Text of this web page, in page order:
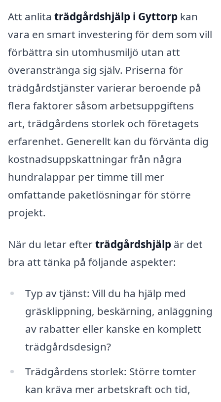
Att anlita trädgårdshjälp i Gyttorp kan
vara en smart investering för dem som vill
förbättra sin utomhusmiljö utan att
överanstränga sig själv. Priserna för
trädgårdstjänster varierar beroende på
flera faktorer såsom arbetsuppgiftens
art, trädgårdens storlek och företagets
erfarenhet. Generellt kan du förvänta dig
kostnadsuppskattningar från några
hundralappar per timme till mer
omfattande paketlösningar för större
projekt.
När du letar efterträdgårdshjälp är det
bra att tänka på följande aspekter:
Typ av tjänst: Vill du ha hjälp med
gräsklippning, beskärning, anläggning
av rabatter eller kanske en komplett
trädgårdsdesign?
Trädgårdens storlek: Större tomter
kan kräva mer arbetskraft och tid,